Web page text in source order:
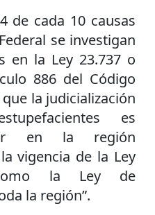
de cada 10 causas
se investigan
en la Ley 23.737 o
886 del Código
la judicialización
es
en la región
vigencia de la Ley
la Ley de
la región”.